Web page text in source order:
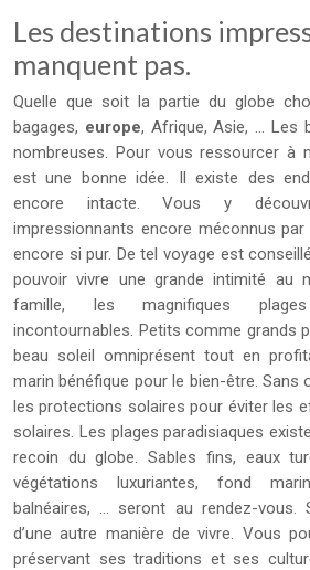
Les destinations
manquent pas.
Quelle que soit la partie du globe
bagages, europe, Afrique, Asie, … Les
nombreuses. Pour vous ressourcer à
est une bonne idée. Il existe des
encore intacte. Vous y
impressionnants encore méconnus par
encore si pur. De tel voyage est
pouvoir vivre une grande intimité au
famille, les magnifiques
incontournables. Petits comme grands
beau soleil omniprésent tout en
marin bénéfique pour le bien-être. Sans
les protections solaires pour éviter les
solaires. Les plages paradisiaques
recoin du globe. Sables fins, eaux
végétations luxuriantes, fond
balnéaires, … seront au rendez-
d’une autre manière de vivre. Vous
préservant ses traditions et ses